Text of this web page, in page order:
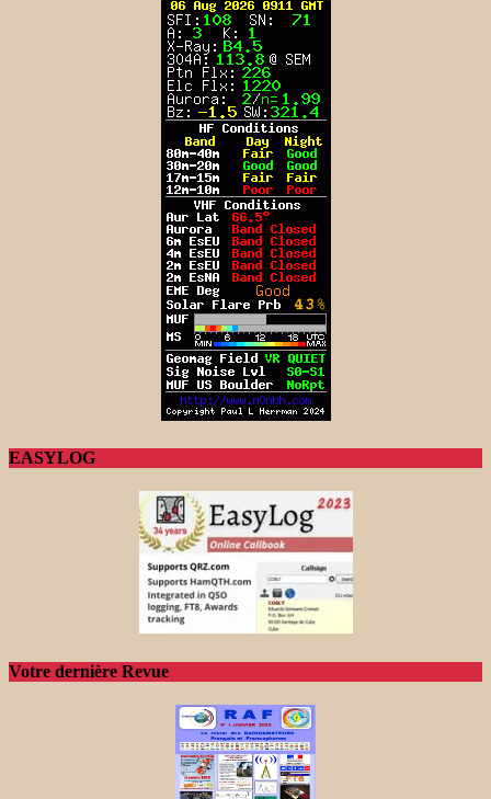
EASYLOG
Votre dernière Revue